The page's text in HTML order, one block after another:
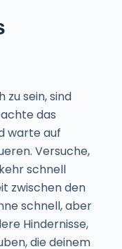
zu sein, sind
das
warte auf
Versuche,
schnell
zwischen den
schnell, aber
Hindernisse,
die deinem